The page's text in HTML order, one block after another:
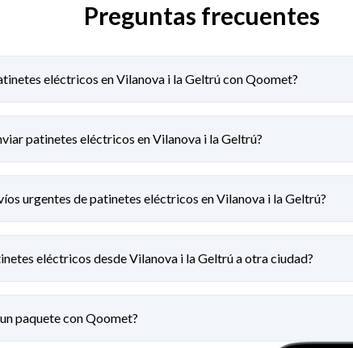
Preguntas frecuentes
eléctricos en Vilanova i la Geltrú con Qoomet?
patinetes eléctricos en Vilanova i la Geltrú?
urgentes de patinetes eléctricos en Vilanova i la Geltrú?
eléctricos desde Vilanova i la Geltrú a otra ciudad?
paquete con Qoomet?